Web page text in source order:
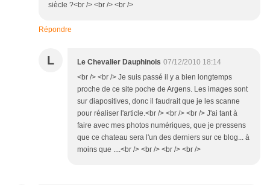
siècle ?<br /> <br /> <br />
Répondre
L Le Chevalier Dauphinois 07/12/2010 18:14
<br /> <br /> Je suis passé il y a bien longtemps
proche de ce site poche de Argens. Les images sont
sur diapositives, donc il faudrait que je les scanne
pour réaliser l'article.<br /> <br /> <br /> J'ai tant à
faire avec mes photos numériques, que je pressens
que ce chateau sera l'un des derniers sur ce blog... à
moins que ....<br /> <br /> <br /> <br />